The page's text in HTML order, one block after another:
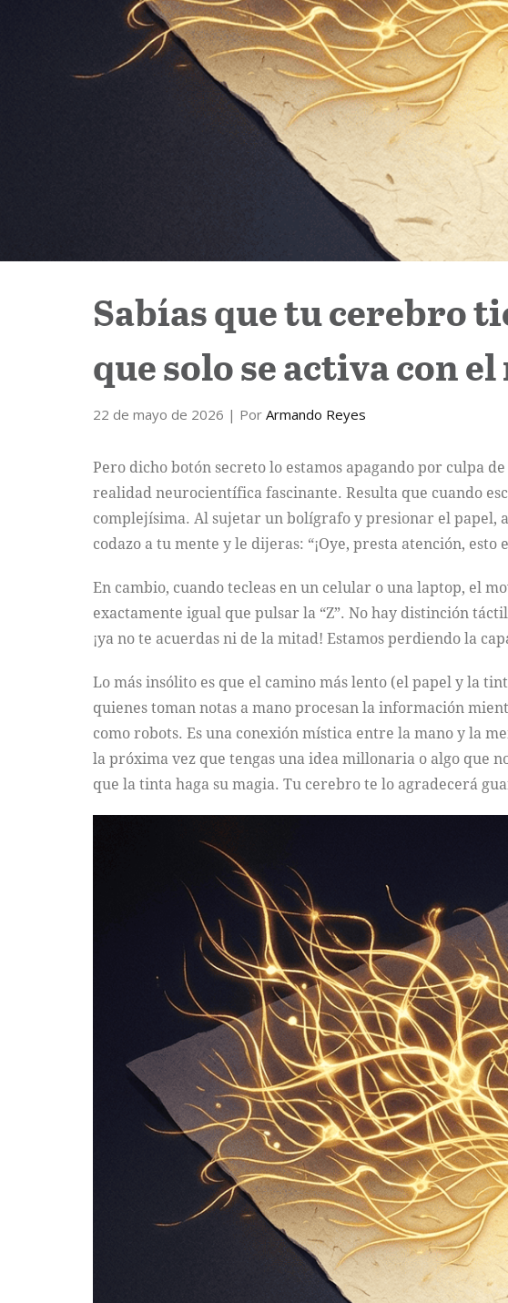
Sabías que tu cerebro
que solo se activa con
22 de mayo de 2026 | Por Armando Reyes
Pero dicho botón secreto lo estamos apagando por culpa
realidad neurocientífica fascinante. Resulta que cuando
complejísima. Al sujetar un bolígrafo y presionar el papel,
codazo a tu mente y le dijeras: “¡Oye, presta atención, esto
En cambio, cuando tecleas en un celular o una laptop, el
exactamente igual que pulsar la “Z”. No hay distinción
¡ya no te acuerdas ni de la mitad! Estamos perdiendo la
Lo más insólito es que el camino más lento (el papel y la
quienes toman notas a mano procesan la información
como robots. Es una conexión mística entre la mano y la
la próxima vez que tengas una idea millonaria o algo que
que la tinta haga su magia. Tu cerebro te lo agradecerá